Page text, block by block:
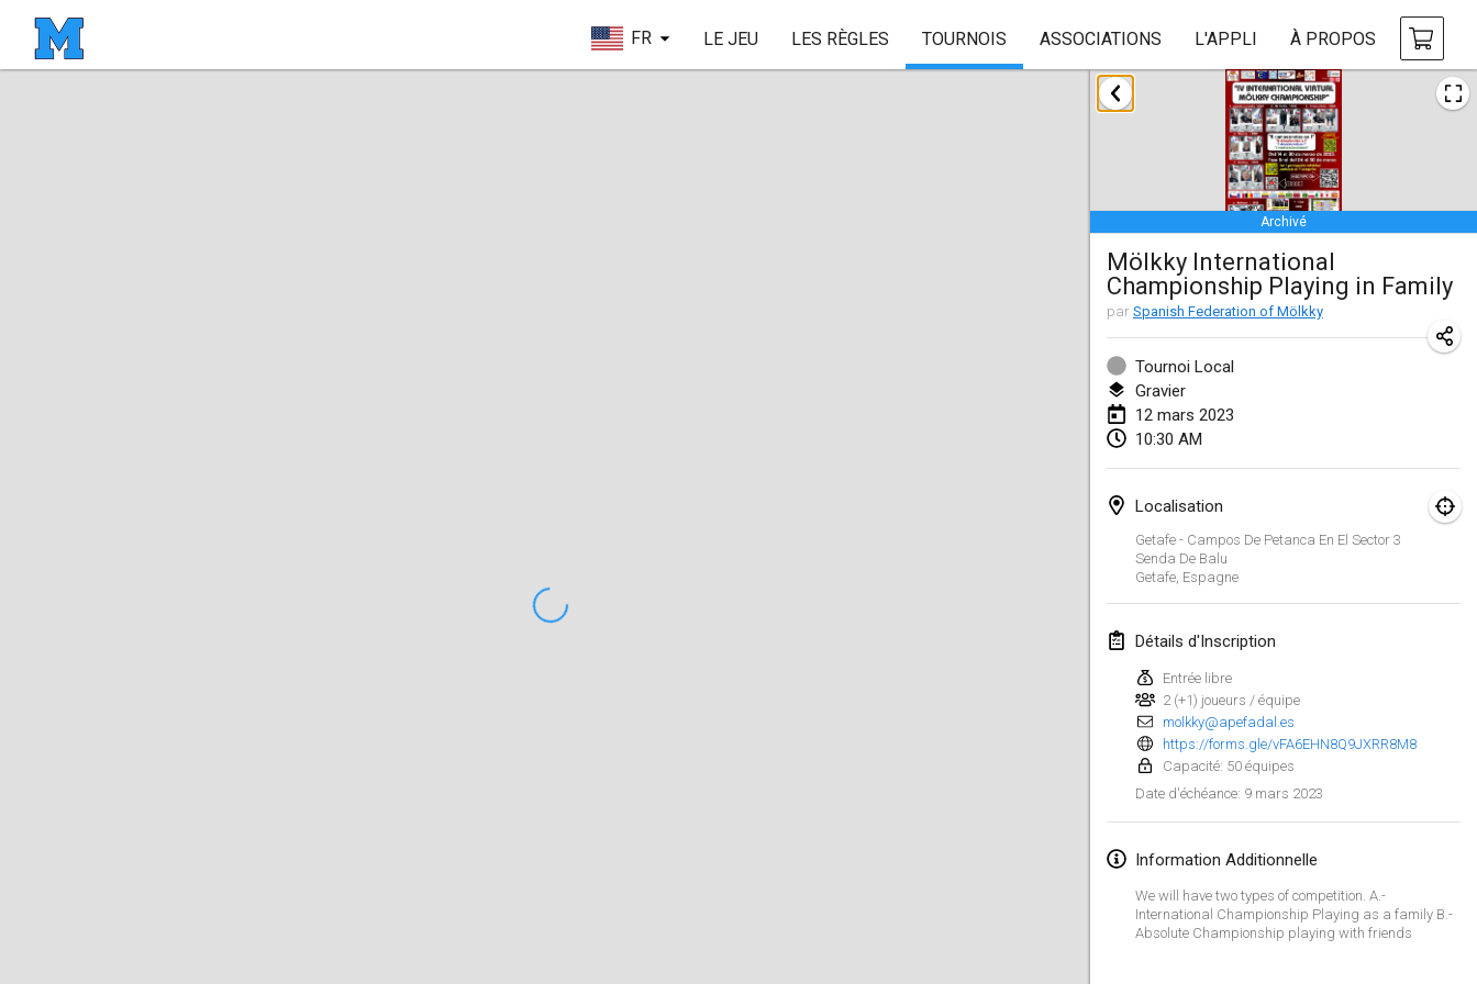
FR LE JEU LES RÈGLES TOURNOIS ASSOCIATIONS L'APPLI À PROPOS
Archivé
Mölkky International
Championship Playing in Family
par Spanish Federation of Mölkky
Tournoi Local
Gravier
12 mars 2023
10:30 AM
Localisation
Getafe - Campos De Petanca En El Sector 3
Senda De Balu
Getafe, Espagne
Détails d'Inscription
Entrée libre
2 (+1) joueurs / équipe
molkky@apefadal.es
https://forms.gle/vFA6EHN8Q9JXRR8M8
Capacité: 50 équipes
Date d'échéance: 9 mars 2023
Information Additionnelle
We will have two types of competition. A.-
International Championship Playing as a family B.-
Absolute Championship playing with friends
janvier 2023
LE Tournoi de Noël
14 janv. 2023|France
Indoor Polish Championship - Halowe Mistrzostwa Polski w Mölkky
14 janv. 2023|Pologne
Tournoi Mixte ASPTTOM
21 janv. 2023|France
28 janv. 2023
US Mölkky Winter
février 2023
Open Grégorien
SingeliDuppeli
4 févr. 2023 | Finlande
11 févr. 2023|Finlande
18 févr. 2023|France
Faschings-Mölkky
19 févr. 2023 Allemagne